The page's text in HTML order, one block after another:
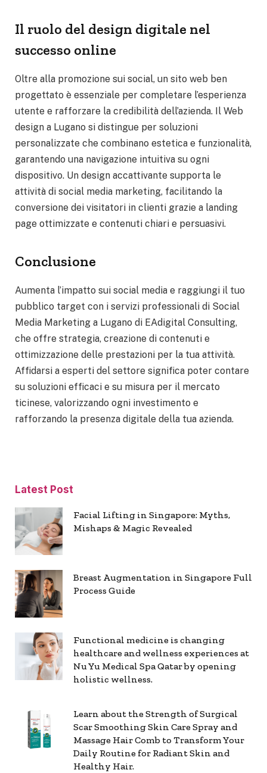
Il ruolo del design digitale nel
successo online
Oltre alla promozione sui social, un sito web ben
progettato è essenziale per completare l’esperienza
utente e rafforzare la credibilità dell’azienda. Il Web
design a Lugano si distingue per soluzioni
personalizzate che combinano estetica e funzionalità,
garantendo una navigazione intuitiva su ogni
dispositivo. Un design accattivante supporta le
attività di social media marketing, facilitando la
conversione dei visitatori in clienti grazie a landing
page ottimizzate e contenuti chiari e persuasivi.
Conclusione
Aumenta l’impatto sui social media e raggiungi il tuo
pubblico target con i servizi professionali di Social
Media Marketing a Lugano di EAdigital Consulting,
che offre strategia, creazione di contenuti e
ottimizzazione delle prestazioni per la tua attività.
Affidarsi a esperti del settore significa poter contare
su soluzioni efficaci e su misura per il mercato
ticinese, valorizzando ogni investimento e
rafforzando la presenza digitale della tua azienda.
Latest Post
Facial Lifting in Singapore: Myths,
Mishaps & Magic Revealed
Breast Augmentation in Singapore Full
Process Guide
Functional medicine is changing
healthcare and wellness experiences at
Nu Yu Medical Spa Qatar by opening
holistic wellness.
Learn about the Strength of Surgical
Scar Smoothing Skin Care Spray and
Massage Hair Comb to Transform Your
Daily Routine for Radiant Skin and
Healthy Hair.